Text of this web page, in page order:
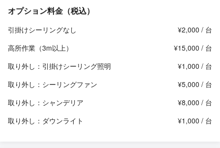
オプション料金（税込）
引掛けシーリングなし
¥2,000 / 台
高所作業（3m以上）
¥15,000 / 台
取り外し：引掛けシーリング照明
¥1,000 / 台
取り外し：シーリングファン
¥5,000 / 台
取り外し：シャンデリア
¥8,000 / 台
取り外し：ダウンライト
¥1,000 / 台